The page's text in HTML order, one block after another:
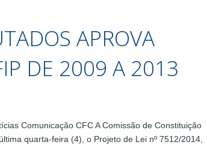
APROVA
DE 2009 A 2013
Comunicação CFC A Comissão de Constituição
quarta-feira (4), o Projeto de Lei nº 7512/2014,